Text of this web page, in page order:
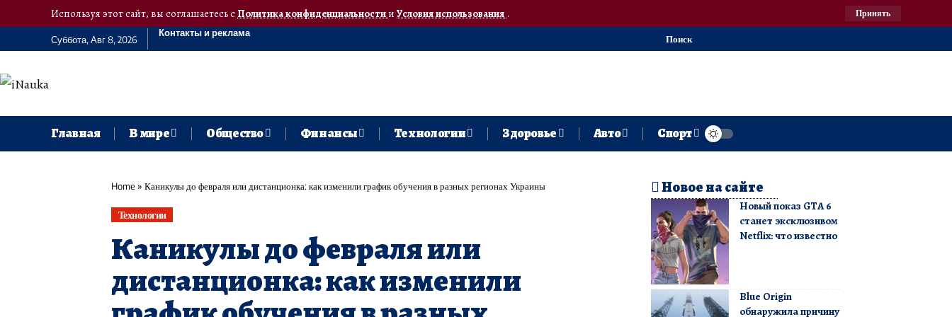
Используя этот сайт, вы соглашаетесь сПолитика конфиденциальностии Условия использования. Принять
Суббота, Авг 8, 2026
Контакты и реклама
Поиск
Главная В мире Общество Финансы Технологии Здоровье Авто Спорт
Home» Каникулы до февраля или дистанционка: как изменили график обучения в разных регионах Украины
Технологии
Каникулы до февраля или
дистанционка: как изменили
Новое на сайте
Новый показ GTA 6
станет эксклюзивом
Netflix: что известно
Blue Origin
обнаружила причину